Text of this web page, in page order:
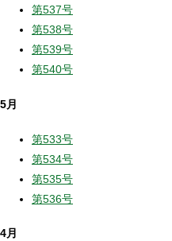
第537号
第538号
第539号
第540号
5月
第533号
第534号
第535号
第536号
4月